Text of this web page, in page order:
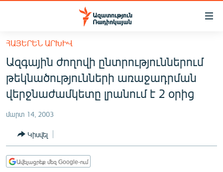
Մատչելիության
հիմնական
բովանդակությանը
Անցնել
հիմնական
մենյուին
ՀԱՅԱՍՏԱՆ
ՔԱՂԱՔԱԿԱՆ
ՀԱՍԱՐԱԿՈՒԹՅՈՒՆ
ՏՆՏԵՍՈՒԹՅՈՒՆ
ՀԱՅԵՐԵՆ ԱՐԽԻՎ
Ազգային ժողովի ընտրություններում
թեկնածությունների առաջադրման
վերջնաժամկետը լրանում է 2 օրից
մարտ 14, 2003
Կիսվել
Ավելացրեք մեզ Google-ում